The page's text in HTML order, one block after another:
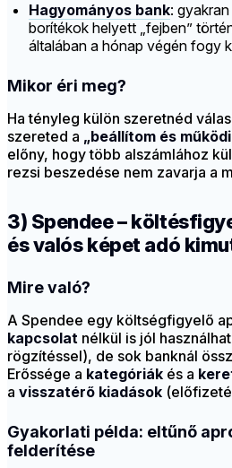
Hagyományos bank:
borítékok helyett „fejben”
általában a hónap végén fogy
Mikor éri meg?
Ha tényleg külön szeretnéd
szereted a „beállítom és
előny, hogy több alszámlához
rezsi beszedése nem zavarja a
3) Spendee –
és valós képet adó
Mire való?
A Spendee egy költségfigyelő
kapcsolat nélkül is jól
rögzítéssel), de sok banknál
Erőssége a kategóriák és a
a visszatérő kiadások
Gyakorlati példa: eltűnő
felderítése